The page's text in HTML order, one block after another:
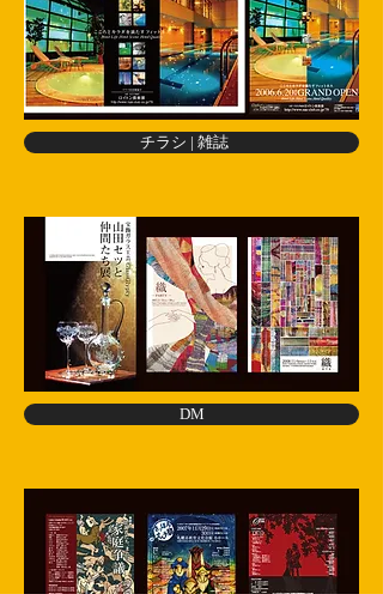
チラシ | 雑誌
DM